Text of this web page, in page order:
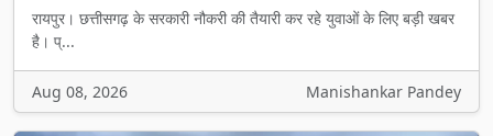
रायपुर। छत्तीसगढ़ के सरकारी नौकरी की तैयारी कर रहे युवाओं के लिए बड़ी खबर
है। प्...
Aug 08, 2026 Manishankar Pandey